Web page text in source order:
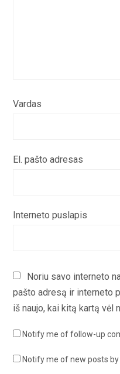
Vardas
El. pašto adresas
Interneto puslapis
Noriu savo interneto
pašto adresą ir interneto
iš naujo, kai kitą kartą vėl
Notify me of follow-up
Notify me of new posts by